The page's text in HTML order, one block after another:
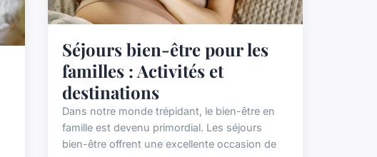
Séjours bien-être pour les
familles : Activités et
destinations
Dans notre monde trépidant, le bien-être en
famille est devenu primordial. Les séjours
bien-être offrent une excellente occasion de